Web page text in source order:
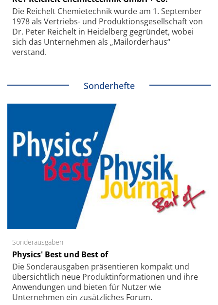
Die Reichelt Chemietechnik wurde am 1. September
1978 als Vertriebs- und Produktionsgesellschaft von
Dr. Peter Reichelt in Heidelberg gegründet, wobei
sich das Unternehmen als „Mailorderhaus“
verstand.
Sonderhefte
Sonderausgaben
Physics' Best und Best of
Die Sonder­ausgaben präsentieren kompakt und
übersichtlich neue Produkt­informationen und ihre
Anwendungen und bieten für Nutzer wie
Unternehmen ein zusätzliches Forum.